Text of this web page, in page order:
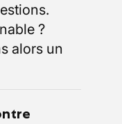
?
alors un